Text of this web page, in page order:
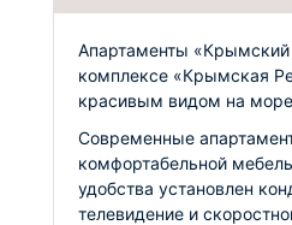
Апартаменты
комплексе «Крымская
красивым видом на
Современные
комфортабельной
удобства установлен
телевидение и